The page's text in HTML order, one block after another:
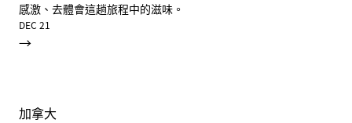
感激、去體會這趟旅程中的滋味。
DEC 21
→
加拿大